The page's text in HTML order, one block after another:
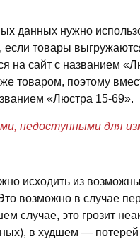
данных нужно
товары
на сайт с названием
товаром, поэтому
«Люстра 15-69».
недоступными для
исходить из
возможно в случае
случае, это грозит
в худшем —